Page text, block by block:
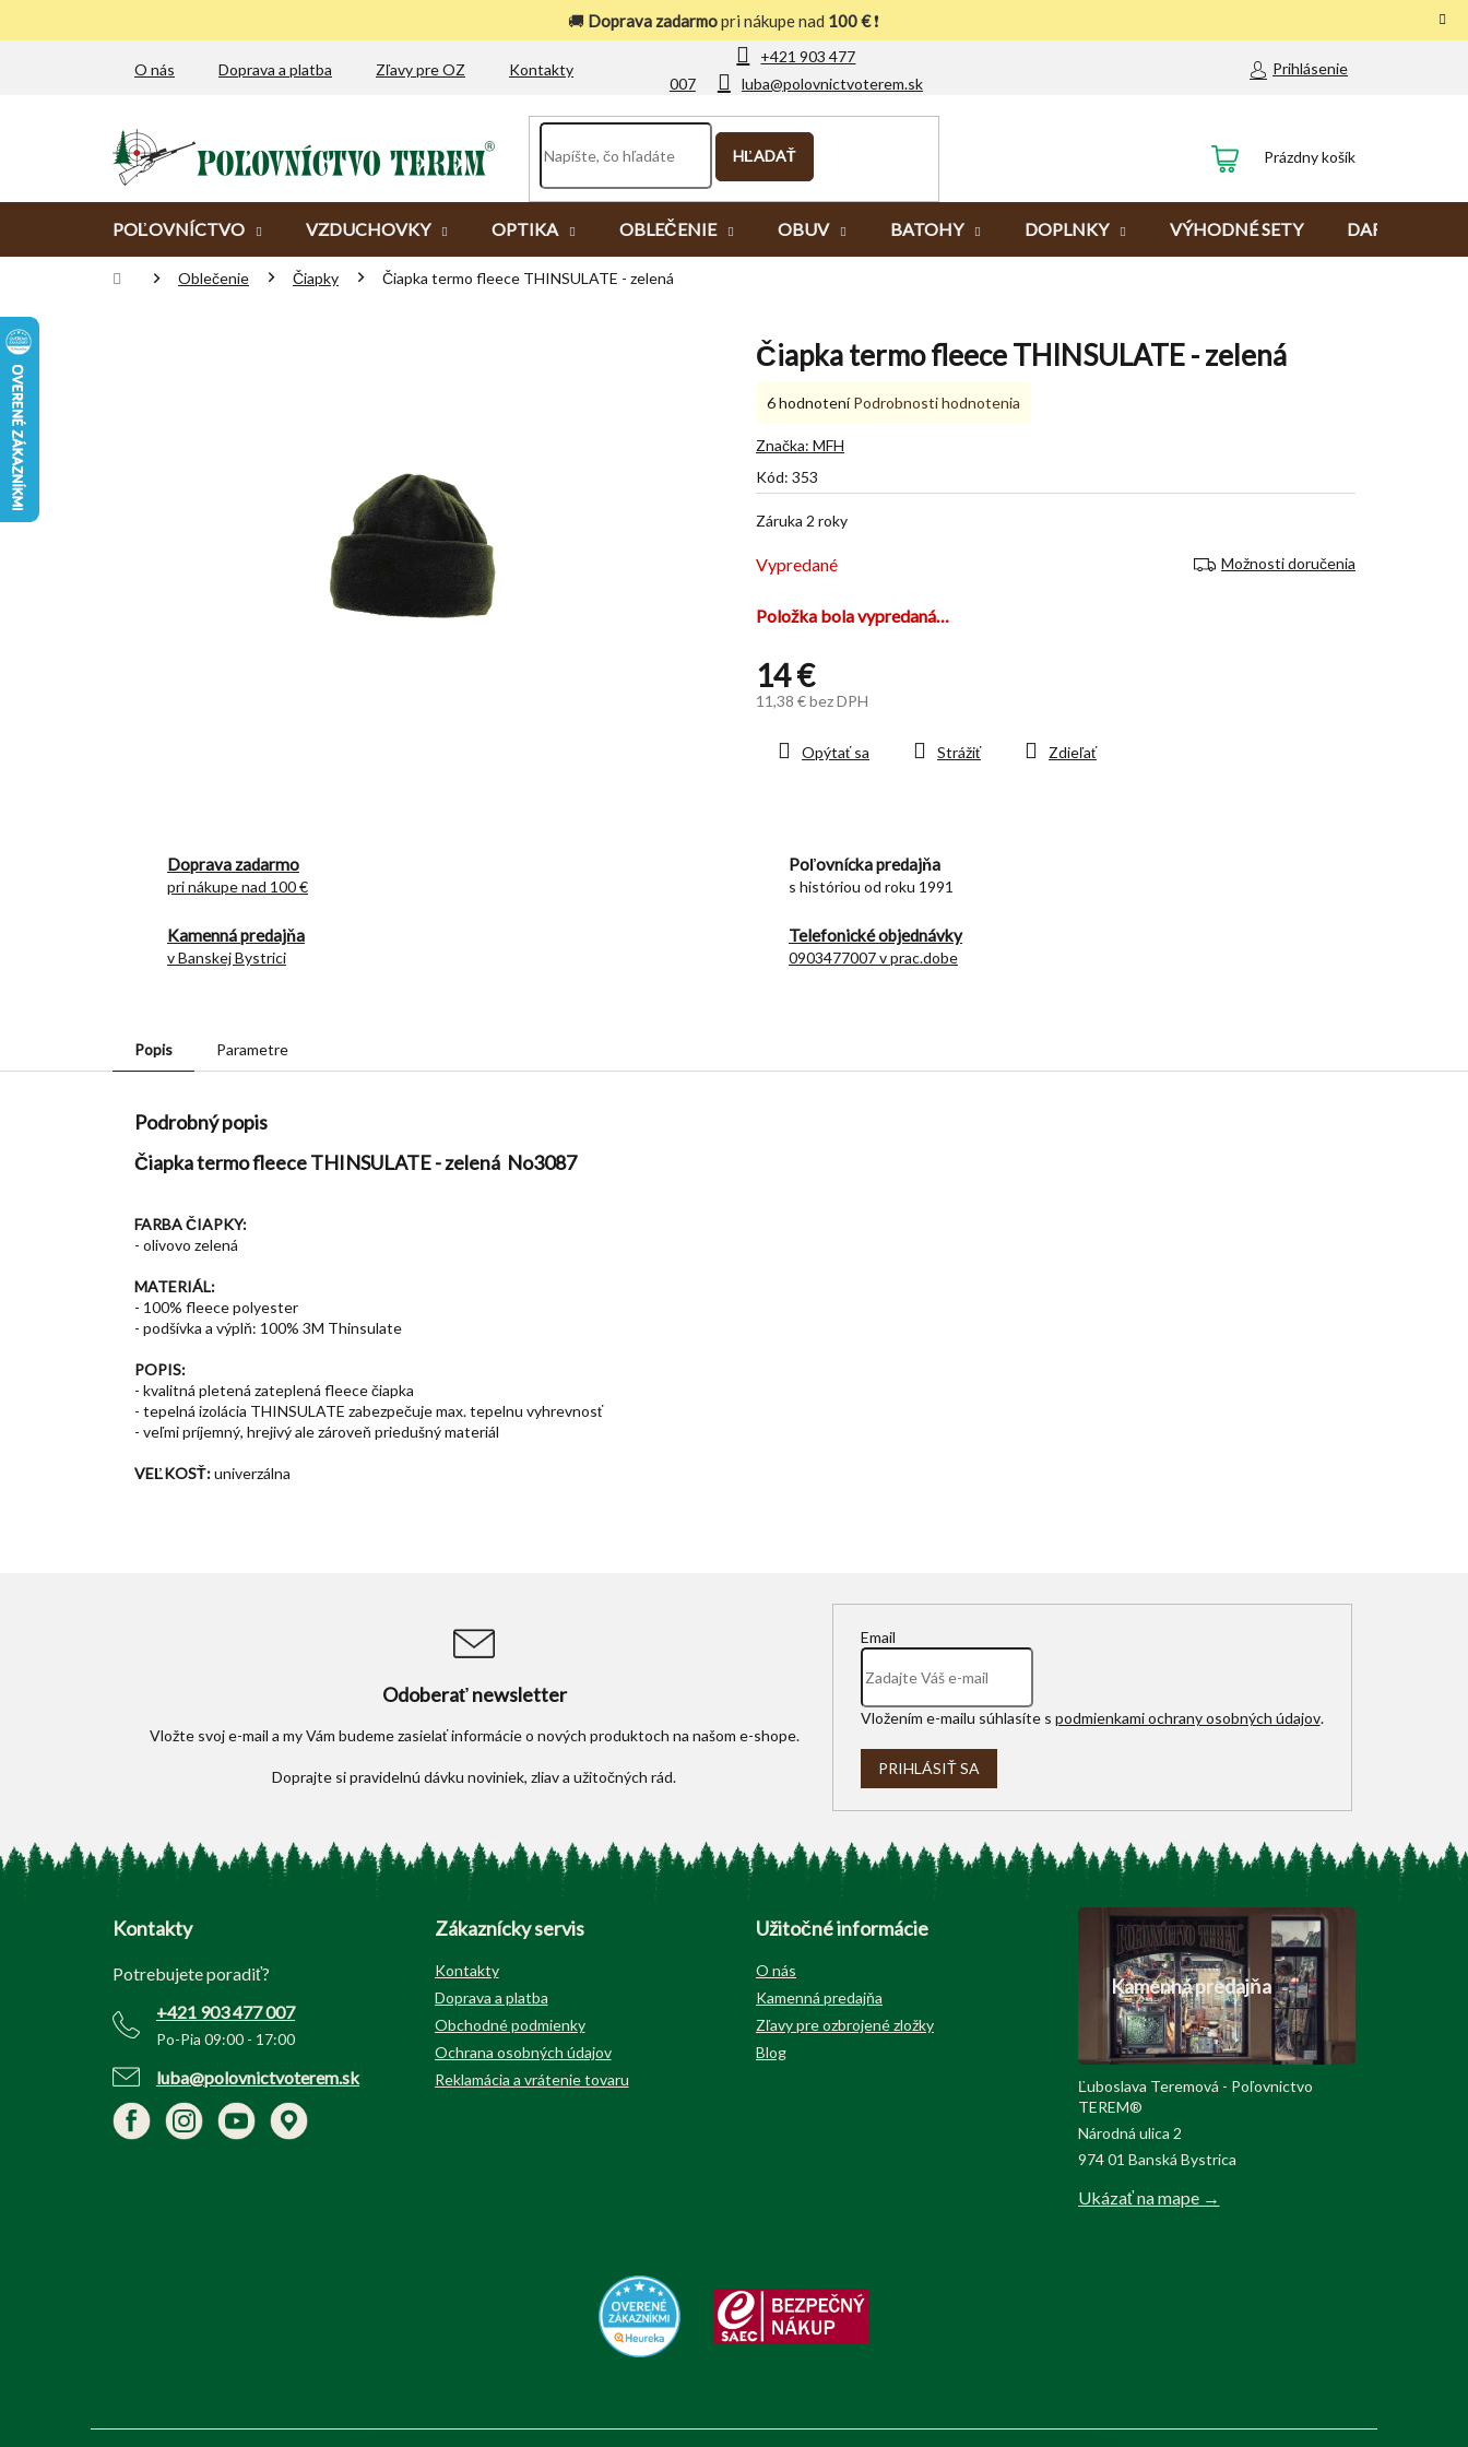
🚚 Doprava zadarmopri nákupe nad 100 €❗
+421 903 477
007
luba@polovnictvoterem.sk
O nás Doprava a platba Zľavy pre OZ Kontakty Prihlásenie
HĽADAŤ
NÁKUPNÝ
Prázdny košík
POĽOVNÍCTVO VZDUCHOVKY OPTIKA OBLEČENIE OBUV BATOHY DOPLNKY VÝHODNÉ SETY DARČEKY
DomovOblečenie Čiapky Čiapka termo fleece THINSULATE - zelená
Čiapka termo fleece THINSULATE - zelená
Kód: 353
14 €
11,38 € bez DPH
Vypredané Možnosti doručenia
Položka bola vypredaná…
Záruka 2 roky
Opýtať sa Strážiť Zdieľať
Priemerné
produktu
4,8
5
6 hodnotení Podrobnosti hodnotenia
Značka: MFH
Doprava zadarmo
pri nákupe nad 100 €
Poľovnícka predajňa
s históriou od roku 1991
Kamenná predajňa
v Banskej Bystrici
Telefonické objednávky
0903477007 v prac.dobe
Popis Parametre
Podrobný popis
Čiapka termo fleece THINSULATE - zelená No3087
FARBA ČIAPKY:
- olivovo zelená
MATERIÁL:
- 100% fleece polyester
- podšívka a výplň: 100% 3M Thinsulate
POPIS:
- kvalitná pletená zateplená fleece čiapka
- tepelná izolácia THINSULATE zabezpečuje max. tepelnu vyhrevnosť
- veľmi príjemný, hrejivý ale zároveň priedušný materiál
VEĽKOSŤ:univerzálna
Odoberať newsletter
Vložte svoj e-mail a my Vám budeme zasielať informácie o nových produktoch na našom e-shope.
Email
Vložením e-mailu súhlasíte s podmienkami ochrany osobných údajov.
PRIHLÁSIŤ SA
Z
Kontakty
Potrebujete poradiť?
+421 903 477 007
Po-Pia 09:00 - 17:00
luba@polovnictvoterem.sk
Zákaznícky servis
Kontakty
Doprava a platba
Obchodné podmienky
Ochrana osobných údajov
Reklamácia a vrátenie tovaru
Užitočné informácie
O nás
Kamenná predajňa
Zľavy pre ozbrojené zložky
Blog
Kamenná predajňa
Ľuboslava Teremová - Poľovnictvo
TEREM®
Národná ulica 2
974 01 Banská Bystrica
Ukázať na mape →